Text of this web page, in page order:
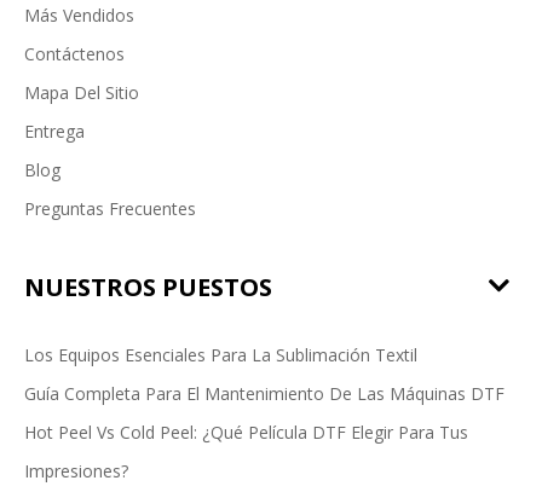
Más Vendidos
Contáctenos
Mapa Del Sitio
Entrega
Blog
Preguntas Frecuentes
NUESTROS PUESTOS
Los Equipos Esenciales Para La Sublimación Textil
Guía Completa Para El Mantenimiento De Las Máquinas DTF
Hot Peel Vs Cold Peel: ¿Qué Película DTF Elegir Para Tus
Impresiones?